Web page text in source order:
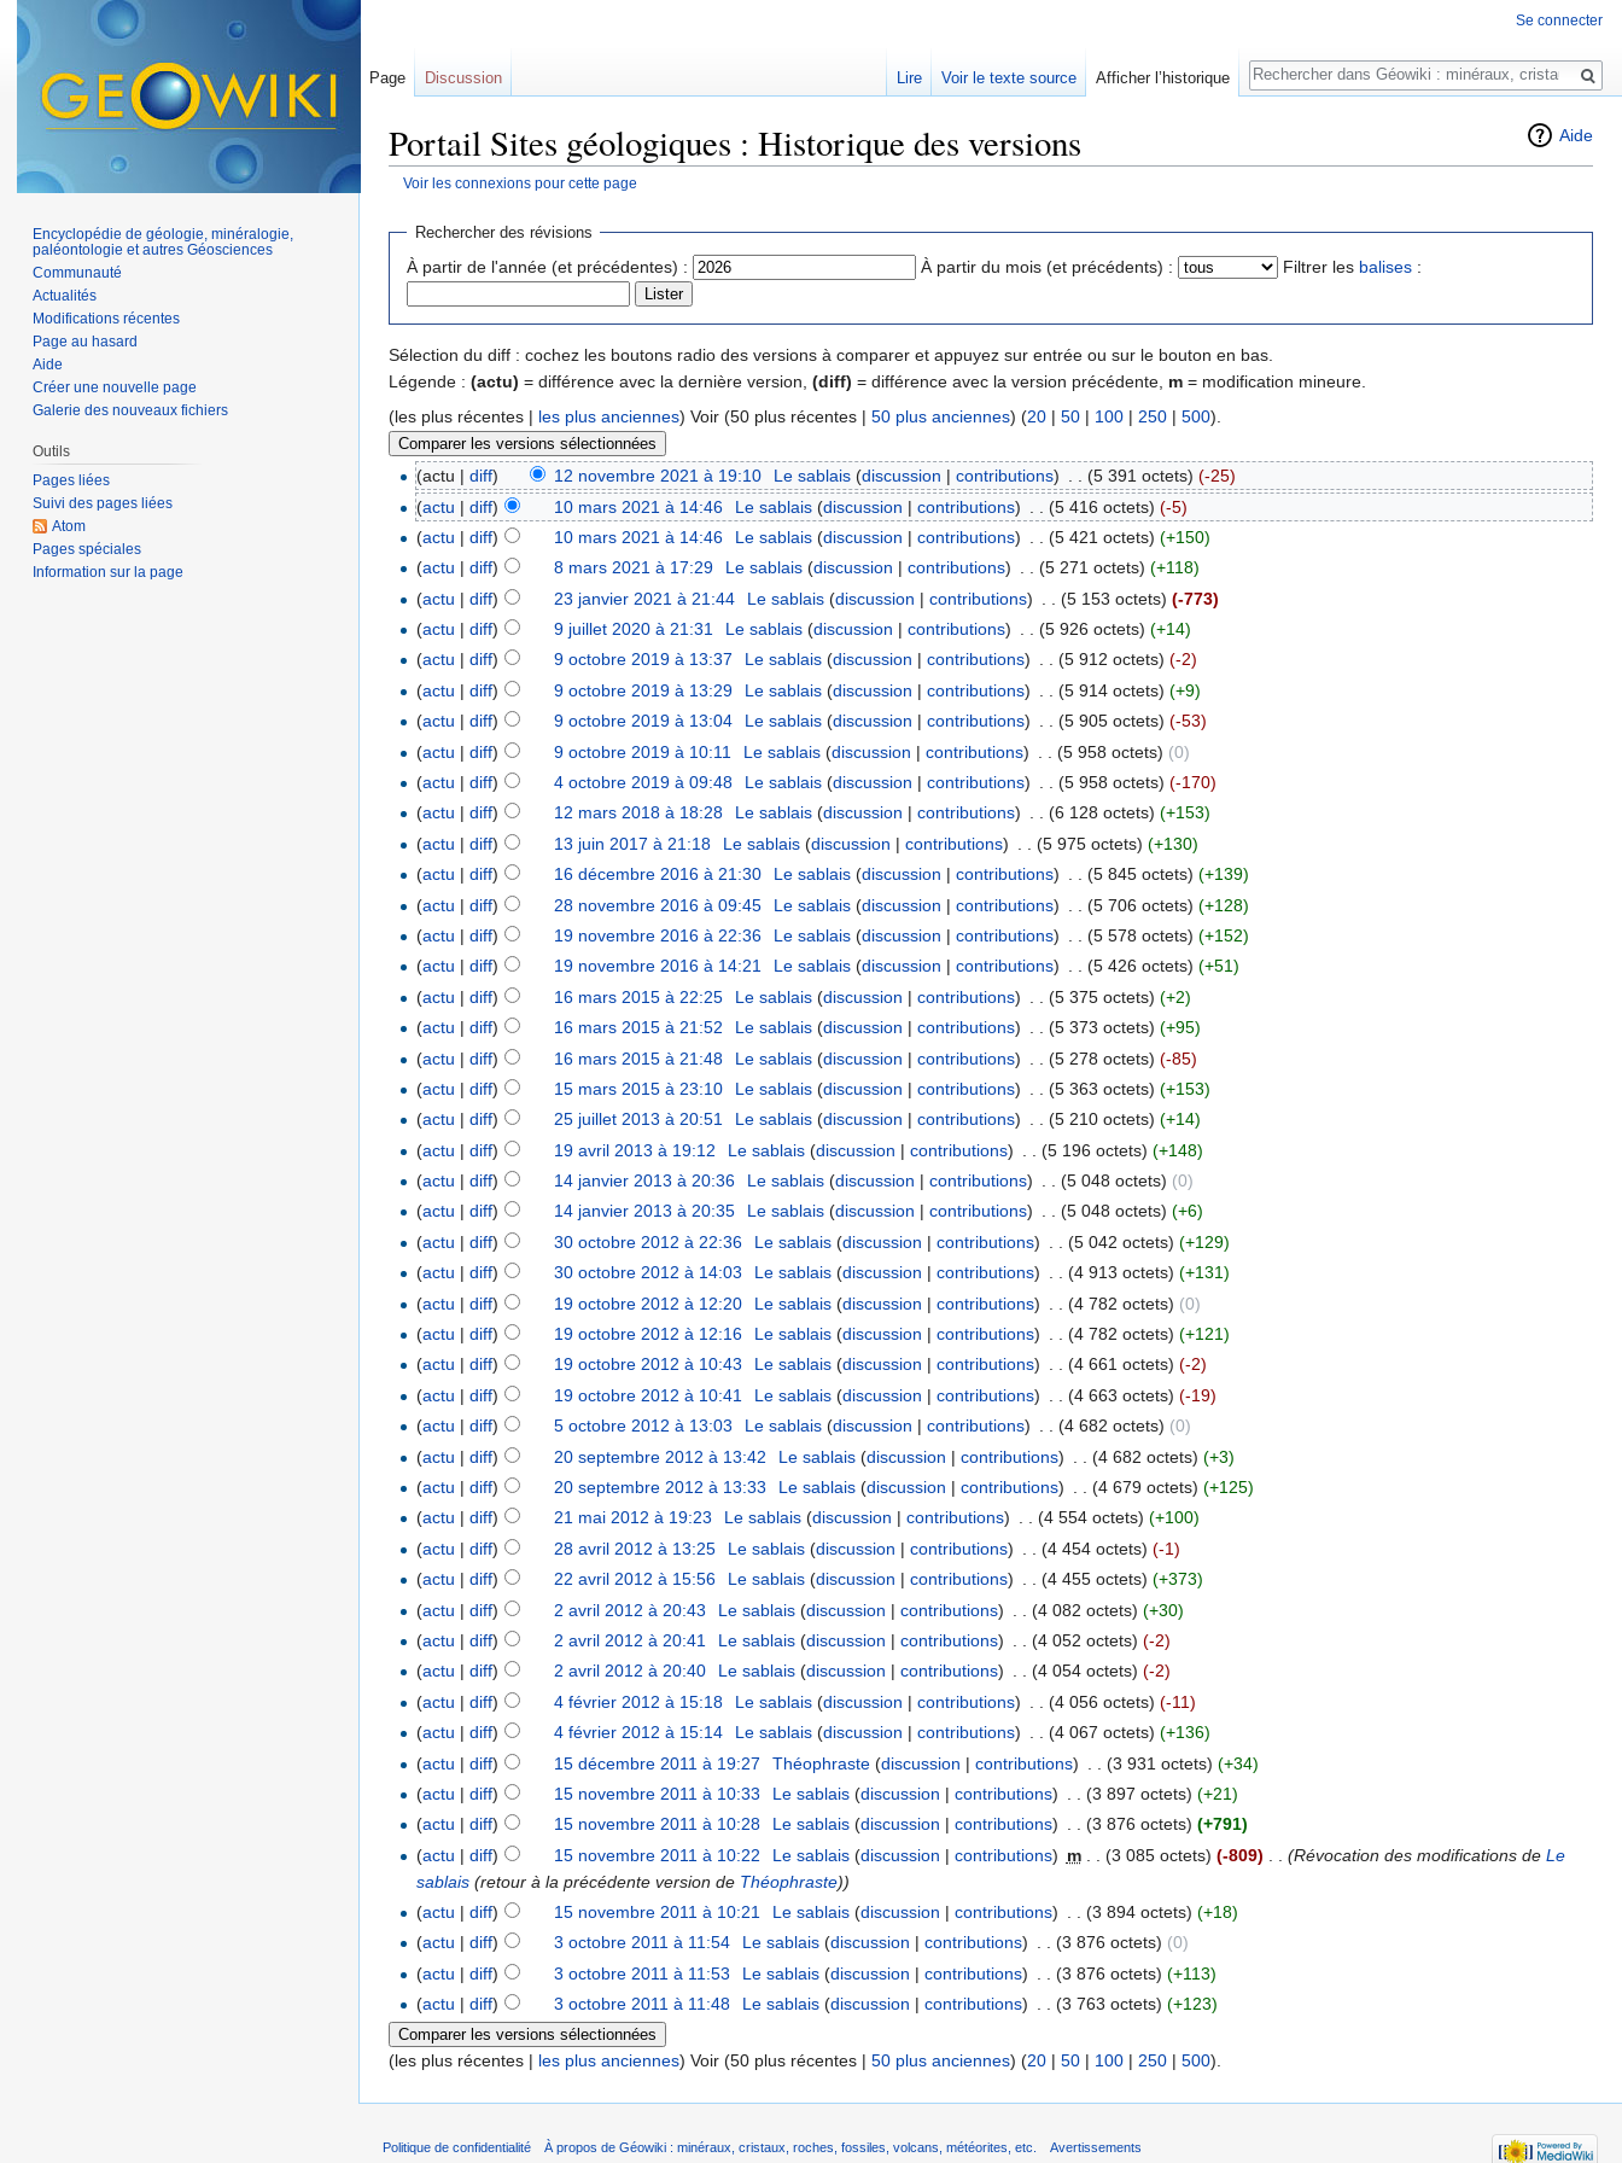
Aide
Portail Sites géologiques : Historique des versions
Voir les connexions pour cette page
Rechercher des révisions
À partir de l'année (et précédentes) : À partir du mois (et précédents) : Filtrer les balises :
Sélection du diff : cochez les boutons radio des versions à comparer et appuyez sur entrée ou sur le bouton en bas.
Légende : (actu) = différence avec la dernière version, (diff) = différence avec la version précédente, m = modification mineure.
(les plus récentes | les plus anciennes) Voir (50 plus récentes | 50 plus anciennes) (20 | 50 | 100 | 250 | 500).
(actu |diff) 12 novembre 2021 à 19:10 Le sablais (discussion | contributions) (5 391 octets) (-25)
(actu |diff) 10 mars 2021 à 14:46 Le sablais (discussion | contributions) (5 416 octets) (-5)
(actu |diff) 10 mars 2021 à 14:46 Le sablais (discussion | contributions) (5 421 octets) (+150)
(actu |diff) 8 mars 2021 à 17:29 Le sablais (discussion | contributions) . . (5 271 octets) (+118)
(actu |diff) 23 janvier 2021 à 21:44 Le sablais (discussion | contributions) (5 153 octets) (-773)
(actu |diff) 9 juillet 2020 à 21:31 Le sablais (discussion | contributions) (5 926 octets) (+14)
(actu |diff) 9 octobre 2019 à 13:37 Le sablais (discussion | contributions) . . (5 912 octets) (-2)
(actu |diff) 9 octobre 2019 à 13:29 Le sablais (discussion | contributions) (5 914 octets) (+9)
(actu |diff) 9 octobre 2019 à 13:04 Le sablais (discussion | contributions) . . (5 905 octets) (-53)
(actu |diff) 9 octobre 2019 à 10:11 Le sablais (discussion | contributions) (5 958 octets) (0)
(actu |diff) 4 octobre 2019 à 09:48 Le sablais (discussion | contributions) (5 958 octets) (-170)
(actu |diff) 12 mars 2018 à 18:28 Le sablais (discussion | contributions) . . (6 128 octets) (+153)
(actu |diff) 13 juin 2017 à 21:18 Le sablais (discussion | contributions) (5 975 octets) (+130)
(actu |diff) 16 décembre 2016 à 21:30 Le sablais (discussion | contributions) (5 845 octets) (+139)
(actu |diff) 28 novembre 2016 à 09:45 Le sablais (discussion | contributions) (5 706 octets) (+128)
(actu |diff) 19 novembre 2016 à 22:36 Le sablais (discussion | contributions) (5 578 octets) (+152)
(actu |diff) 19 novembre 2016 à 14:21 Le sablais (discussion | contributions) . . (5 426 octets) (+51)
(actu |diff) 16 mars 2015 à 22:25 Le sablais (discussion | contributions) (5 375 octets) (+2)
(actu |diff) 16 mars 2015 à 21:52 Le sablais (discussion | contributions) (5 373 octets) (+95)
(actu |diff) 16 mars 2015 à 21:48 Le sablais (discussion | contributions) (5 278 octets) (-85)
(actu |diff) 15 mars 2015 à 23:10 Le sablais (discussion | contributions) (5 363 octets) (+153)
(actu |diff) 25 juillet 2013 à 20:51 Le sablais (discussion | contributions) . . (5 210 octets) (+14)
(actu |diff) 19 avril 2013 à 19:12 Le sablais (discussion | contributions) (5 196 octets) (+148)
(actu |diff) 14 janvier 2013 à 20:36 Le sablais (discussion | contributions) (5 048 octets) (0)
(actu |diff) 14 janvier 2013 à 20:35 Le sablais (discussion | contributions) . . (5 048 octets) (+6)
(actu |diff) 30 octobre 2012 à 22:36 Le sablais (discussion | contributions) (5 042 octets) (+129)
(actu |diff) 30 octobre 2012 à 14:03 Le sablais (discussion | contributions) . . (4 913 octets) (+131)
(actu |diff) 19 octobre 2012 à 12:20 Le sablais (discussion | contributions) (4 782 octets) (0)
(actu |diff) 19 octobre 2012 à 12:16 Le sablais (discussion | contributions) (4 782 octets) (+121)
(actu |diff) 19 octobre 2012 à 10:43 Le sablais (discussion | contributions) . . (4 661 octets) (-2)
(actu |diff) 19 octobre 2012 à 10:41 Le sablais (discussion | contributions) (4 663 octets) (-19)
(actu |diff) 5 octobre 2012 à 13:03 Le sablais (discussion | contributions) . . (4 682 octets) (0)
(actu |diff) 20 septembre 2012 à 13:42 Le sablais (discussion | contributions) (4 682 octets) (+3)
(actu |diff) 20 septembre 2012 à 13:33 Le sablais (discussion | contributions) (4 679 octets) (+125)
(actu |diff) 21 mai 2012 à 19:23 Le sablais (discussion | contributions) . . (4 554 octets) (+100)
(actu |diff) 28 avril 2012 à 13:25 Le sablais (discussion | contributions) (4 454 octets) (-1)
(actu |diff) 22 avril 2012 à 15:56 Le sablais (discussion | contributions) (4 455 octets) (+373)
(actu |diff) 2 avril 2012 à 20:43 Le sablais (discussion | contributions) (4 082 octets) (+30)
(actu |diff) 2 avril 2012 à 20:41 Le sablais (discussion | contributions) (4 052 octets) (-2)
(actu |diff) 2 avril 2012 à 20:40 Le sablais (discussion | contributions) . . (4 054 octets) (-2)
(actu |diff) 4 février 2012 à 15:18 Le sablais (discussion | contributions) (4 056 octets) (-11)
(actu |diff) 4 février 2012 à 15:14 Le sablais (discussion | contributions) (4 067 octets) (+136)
(actu |diff) 15 décembre 2011 à 19:27 Théophraste (discussion | contributions) (3 931 octets) (+34)
(actu |diff) 15 novembre 2011 à 10:33 Le sablais (discussion | contributions) (3 897 octets) (+21)
(actu |diff) 15 novembre 2011 à 10:28 Le sablais (discussion | contributions) . . (3 876 octets) (+791)
(actu |diff) 15 novembre 2011 à 10:22 Le sablais (discussion | contributions) m (3 085 octets) (-809) (Révocation des modifications de Le
sablais (retour à la précédente version de Théophraste))
(actu |diff) 15 novembre 2011 à 10:21 Le sablais (discussion | contributions) (3 894 octets) (+18)
(actu |diff) 3 octobre 2011 à 11:54 Le sablais (discussion | contributions) . . (3 876 octets) (0)
(actu |diff) 3 octobre 2011 à 11:53 Le sablais (discussion | contributions) (3 876 octets) (+113)
(actu |diff) 3 octobre 2011 à 11:48 Le sablais (discussion | contributions) . . (3 763 octets) (+123)
(les plus récentes | les plus anciennes) Voir (50 plus récentes | 50 plus anciennes) (20 | 50 | 100 | 250 | 500).
Se connecter
Page Discussion Lire Voir le texte source Afficher l’historique
Rechercher
Encyclopédie de géologie, minéralogie,
paléontologie et autres Géosciences
Communauté
Actualités
Modifications récentes
Page au hasard
Aide
Créer une nouvelle page
Galerie des nouveaux fichiers
Outils
Pages liées
Suivi des pages liées
Atom
Pages spéciales
Information sur la page
Politique de confidentialité À propos de Géowiki : minéraux, cristaux, roches, fossiles, volcans, météorites, etc. Avertissements